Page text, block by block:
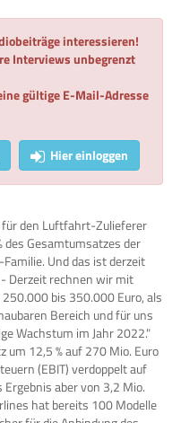
interessieren!
Interviews unbegrenzt
gültige E-Mail-Adresse
Hier einloggen
für den Luftfahrt-Zulieferer
des Gesamtumsatzes der
Und das ist derzeit
Derzeit rechnen wir mit
bis 350.000 Euro, als
Bereich und für uns
Wachstum im Jahr 2022."
um 12,5 % auf 270 Mio. Euro
(EBIT) verdoppelt auf
aber von 3,2 Mio.
hat bereits 100 Modelle